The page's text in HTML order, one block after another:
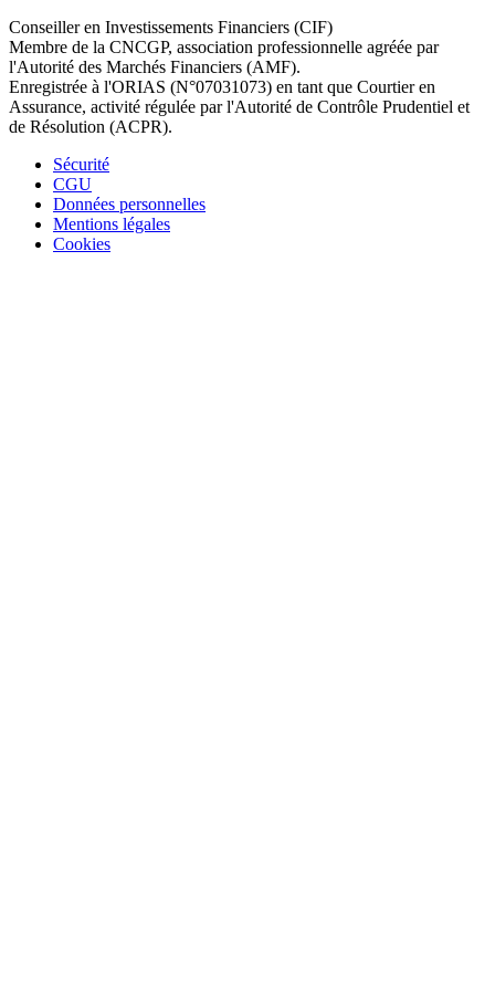
Conseiller en Investissements Financiers (CIF)
Membre de la CNCGP, association professionnelle agréée par
l'Autorité des Marchés Financiers (AMF).
Enregistrée à l'ORIAS (N°07031073) en tant que Courtier en
Assurance, activité régulée par l'Autorité de Contrôle Prudentiel et
de Résolution (ACPR).
Sécurité
CGU
Données personnelles
Mentions légales
Cookies